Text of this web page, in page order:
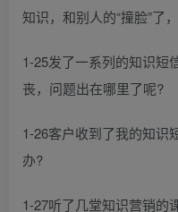
知识，和别人的“撞脸”了
1-25发了一系列的知识短
丧，问题出在哪里了呢?
1-26客户收到了我的知识
办?
1-27听了几堂知识营销的